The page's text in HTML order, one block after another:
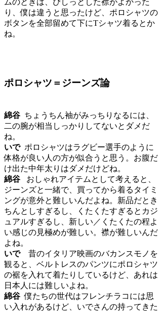
ムのときは、ぴしっとした襟がよかった
り、僕は違うと思ったけど、ポロシャツの
ボタンを全部留めて下にTシャツ着るとか
ね。
ポロシャツ＝ジーンズ論
綿谷 ちょうちん袖がみっちりなるには、
二の腕が相当しっかりしてないとダメだ
ね。
いで ポロシャツはラグビー選手のように
体格が良い人の方が似合うと思う。お腹だ
け出た中年太りはダメだけどね。
綿谷 おしゃれアイテムとして考えると、
ジーンズと一緒で、買ってから着るタイミ
ングが意外と難しいんだよね。新品だとき
ちんとしすぎるし、くたくたすぎるとカジ
ュアルすぎるし、新しい／くたくたの程よ
い感じの見極めが難しい。襟が難しいんだ
よね。
いで 昔のイタリア映画のバカンスモノを
観ると、ベルトレスのパンツにポロシャツ
の裾を入れて着たりしているけど、あれは
日本人には難しいよね。
綿谷僕たちの世代はフレンチラコには思
い入れがあるけど、いでさんの持ってきた